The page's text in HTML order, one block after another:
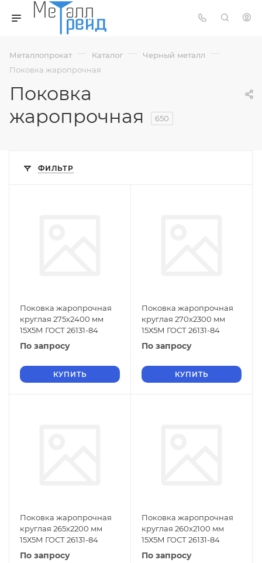
Металлопрокат — Каталог — Черный металл —
Поковка жаропрочная
Поковка
жаропрочная
650
ФИЛЬТР
Поковка жаропрочная
круглая 275х2400 мм
15Х5М ГОСТ 26131-84
По запросу
КУПИТЬ
Поковка жаропрочная
круглая 270х2300 мм
15Х5М ГОСТ 26131-84
По запросу
КУПИТЬ
Поковка жаропрочная
круглая 265х2200 мм
15Х5М ГОСТ 26131-84
По запросу
Поковка жаропрочная
круглая 260х2100 мм
15Х5М ГОСТ 26131-84
По запросу